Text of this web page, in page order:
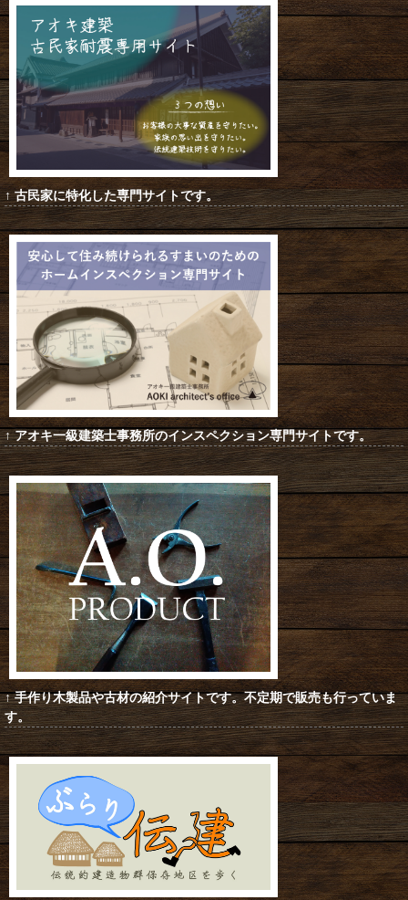
↑ 古民家に特化した専門サイトです。
↑ アオキ一級建築士事務所のインスペクション専門サイトです。
↑ 手作り木製品や古材の紹介サイトです。不定期で販売も行っていま
す。